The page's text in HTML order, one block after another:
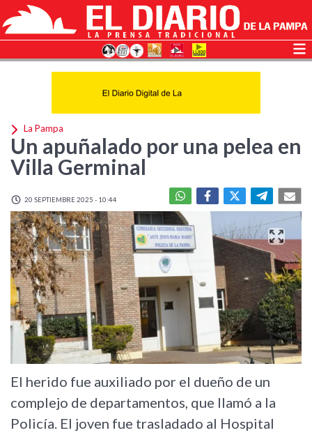
La Pampa
Un apuñalado por una pelea en
Villa Germinal
20 SEPTIEMBRE 2025 - 10:44
El herido fue auxiliado por el dueño de un
complejo de departamentos, que llamó a la
Policía. El joven fue trasladado al Hospital